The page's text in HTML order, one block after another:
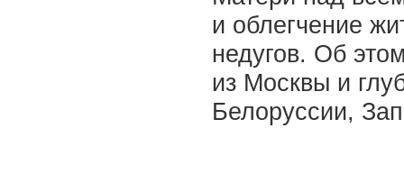
и облегчение
недугов. Об
из Москвы и
Белоруссии,